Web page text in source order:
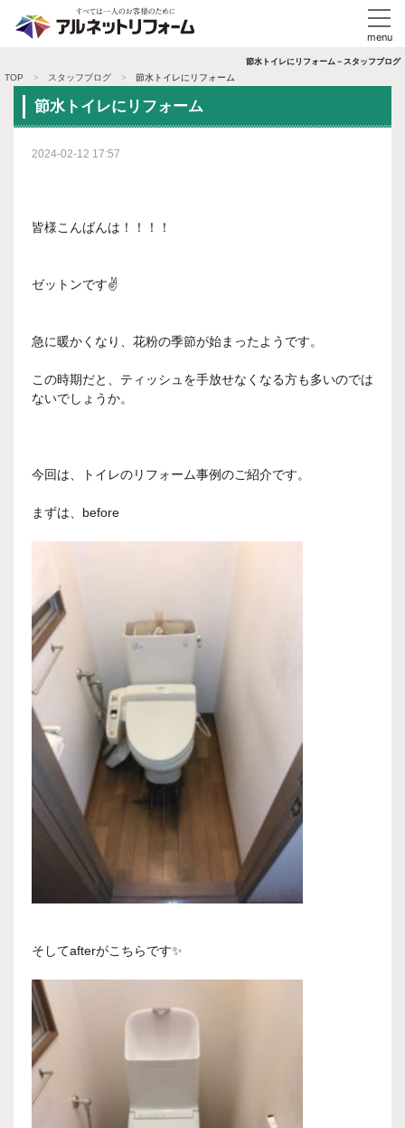
節水トイレにリフォーム－スタッフブログ
TOP スタッフブログ 節水トイレにリフォーム
節水トイレにリフォーム
2024-02-12 17:57
皆様こんばんは！！！！
ゼットンです✌
急に暖かくなり、花粉の季節が始まったようです。
この時期だと、ティッシュを手放せなくなる方も多いのでは
ないでしょうか。
今回は、トイレのリフォーム事例のご紹介です。
まずは、before
そしてafterがこちらです✨